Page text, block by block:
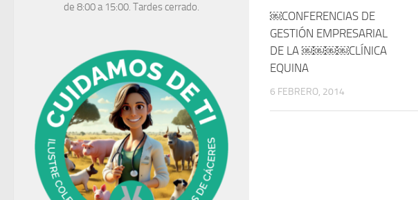
￼CONFERENCIAS DE
GESTIÓN EMPRESARIAL
DE LA ￼￼￼￼CLÍNICA
EQUINA
6 FEBRERO, 2014
de 8:00 a 15:00. Tardes cerrado.